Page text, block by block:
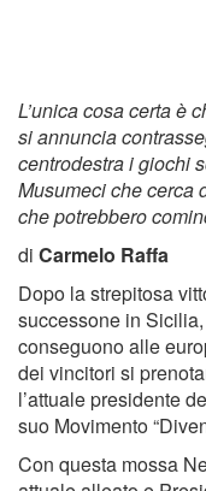
L’unica cosa certa è
si annuncia
centrodestra i giochi
Musumeci che cerca
che potrebbero
di Carmelo Raffa
Dopo la strepitosa
successone in
conseguono alle
dei vincitori si
l’attuale presidente
suo Movimento
Con questa mossa